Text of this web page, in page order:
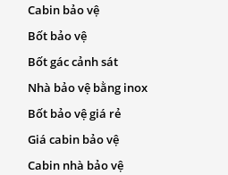
Cabin bảo vệ
Bốt bảo vệ
Bốt gác cảnh sát
Nhà bảo vệ bằng inox
Bốt bảo vệ giá rẻ
Giá cabin bảo vệ
Cabin nhà bảo vệ